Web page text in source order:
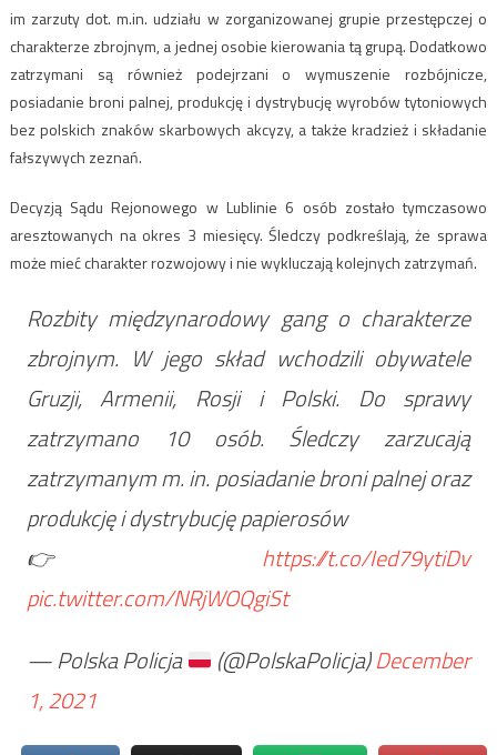
im zarzuty dot. m.in. udziału w zorganizowanej grupie przestępczej o
charakterze zbrojnym, a jednej osobie kierowania tą grupą. Dodatkowo
zatrzymani są również podejrzani o wymuszenie rozbójnicze,
posiadanie broni palnej, produkcję i dystrybucję wyrobów tytoniowych
bez polskich znaków skarbowych akcyzy, a także kradzież i składanie
fałszywych zeznań.
Decyzją Sądu Rejonowego w Lublinie 6 osób zostało tymczasowo
aresztowanych na okres 3 miesięcy. Śledczy podkreślają, że sprawa
może mieć charakter rozwojowy i nie wykluczają kolejnych zatrzymań.
Rozbity międzynarodowy gang o charakterze
zbrojnym. W jego skład wchodzili obywatele
Gruzji, Armenii, Rosji i Polski. Do sprawy
zatrzymano 10 osób. Śledczy zarzucają
zatrzymanym m. in. posiadanie broni palnej oraz
produkcję i dystrybucję papierosów
👉 https://t.co/Ied79ytiDv
pic.twitter.com/NRjWOQgiSt
— Polska Policja
(@PolskaPolicja)December
1, 2021